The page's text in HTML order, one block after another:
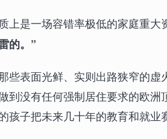
上是一场容错率极低的家庭重大
的。”
些表面光鲜、实则出路狭窄的
到没有任何强制居住要求的欧
孩子把未来几十年的教育和就业